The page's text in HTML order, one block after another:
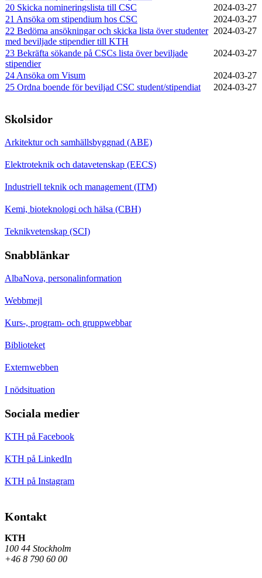
20 Skicka nomineringslista till CSC
2024‑03‑27
21 Ansöka om stipendium hos CSC
2024‑03‑27
22 Bedöma ansökningar och skicka lista över studenter
med beviljade stipendier till KTH
2024‑03‑27
23 Bekräfta sökande på CSCs lista över beviljade
stipendier
2024‑03‑27
24 Ansöka om Visum
2024‑03‑27
25 Ordna boende för beviljad CSC student/stipendiat
2024‑03‑27
Skolsidor
Arkitektur och samhällsbyggnad (ABE)
Elektroteknik och datavetenskap (EECS)
Industriell teknik och management (ITM)
Kemi, bioteknologi och hälsa (CBH)
Teknikvetenskap (SCI)
Snabblänkar
AlbaNova, personalinformation
Webbmejl
Kurs-, program- och gruppwebbar
Biblioteket
Externwebben
I nödsituation
Sociala medier
KTH på Facebook
KTH på LinkedIn
KTH på Instagram
Kontakt
KTH
100 44 Stockholm
+46 8 790 60 00